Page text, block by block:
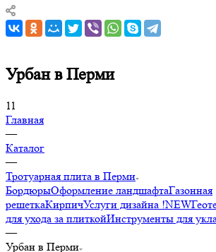
Урбан в Перми
11
Главная
—
Каталог
—
Тротуарная плита в Перми
БордюрыОформление ландшафтаГазонная
решеткаКирпичУслуги дизайна !NEW
для ухода за плиткойИнструменты для
—
Урбан в Перми